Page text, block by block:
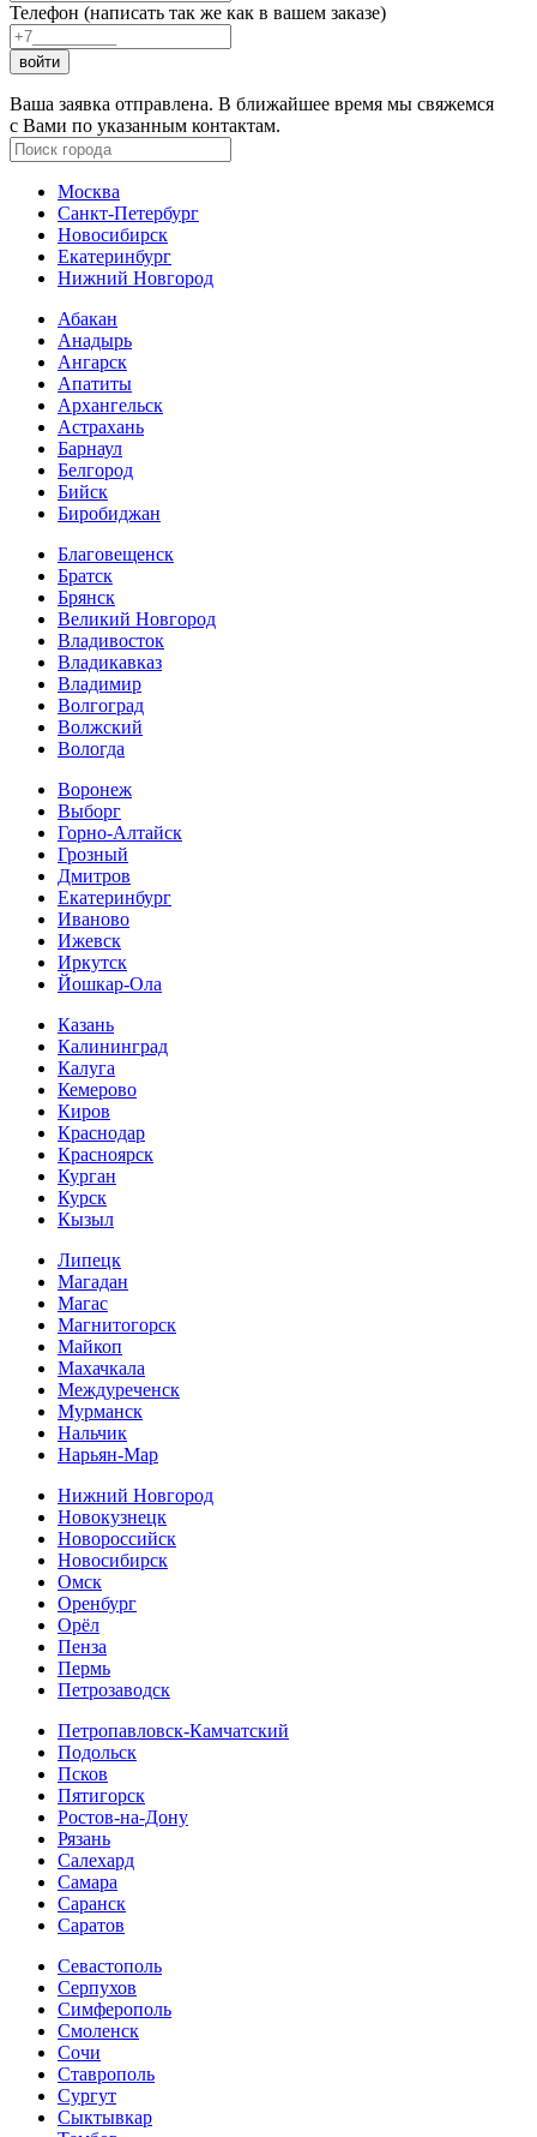
Телефон (написать так же как в вашем заказе)
войти
Ваша заявка отправлена. В ближайшее время мы свяжемся
с Вами по указанным контактам.
Москва
Санкт-Петербург
Новосибирск
Екатеринбург
Нижний Новгород
Абакан
Анадырь
Ангарск
Апатиты
Архангельск
Астрахань
Барнаул
Белгород
Бийск
Биробиджан
Благовещенск
Братск
Брянск
Великий Новгород
Владивосток
Владикавказ
Владимир
Волгоград
Волжский
Вологда
Воронеж
Выборг
Горно-Алтайск
Грозный
Дмитров
Екатеринбург
Иваново
Ижевск
Иркутск
Йошкар-Ола
Казань
Калининград
Калуга
Кемерово
Киров
Краснодар
Красноярск
Курган
Курск
Кызыл
Липецк
Магадан
Магас
Магнитогорск
Майкоп
Махачкала
Междуреченск
Мурманск
Нальчик
Нарьян-Мар
Нижний Новгород
Новокузнецк
Новороссийск
Новосибирск
Омск
Оренбург
Орёл
Пенза
Пермь
Петрозаводск
Петропавловск-Камчатский
Подольск
Псков
Пятигорск
Ростов-на-Дону
Рязань
Салехард
Самара
Саранск
Саратов
Севастополь
Серпухов
Симферополь
Смоленск
Сочи
Ставрополь
Сургут
Сыктывкар